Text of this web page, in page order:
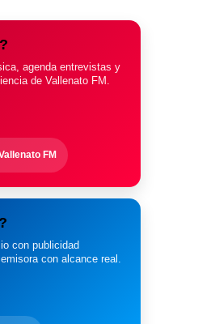
agenda entrevistas y
de Vallenato FM.
FM
con publicidad
con alcance real.